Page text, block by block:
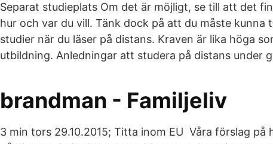
Separat studieplats Om det är möjligt, se till att det
hur och var du vill. Tänk dock på att du måste kunna
studier när du läser på distans. Kraven är lika höga
utbildning. Anledningar att studera på distans under
brandman - Familjeliv
3 min tors 29.10.2015; Titta inom EU Våra förslag på